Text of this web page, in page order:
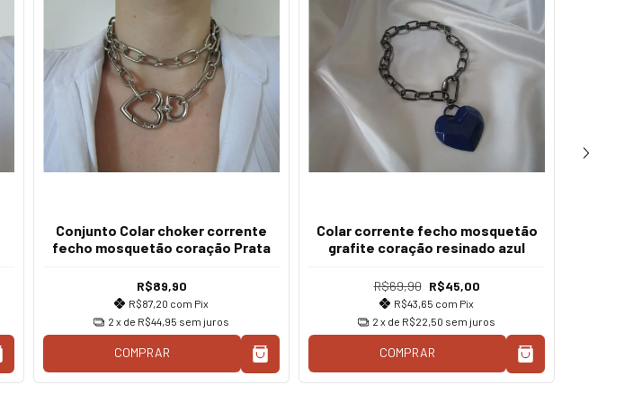
Conjunto Colar choker corrente
fecho mosquetão coração Prata
R$89,90
R$87,20 com Pix
2 x de R$44,95 sem juros
COMPRAR
Colar corrente fecho mosquetão
grafite coração resinado azul
R$69,90 R$45,00
R$43,65 com Pix
2 x de R$22,50 sem juros
COMPRAR